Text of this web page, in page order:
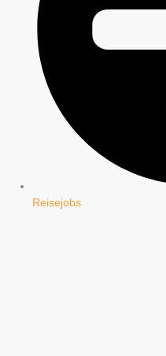
Reisejobs